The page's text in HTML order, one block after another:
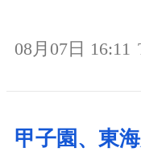
08月07日 16:11
甲子園、東